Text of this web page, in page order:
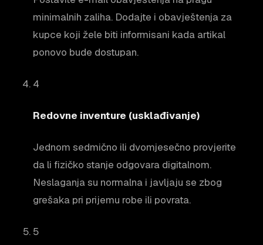
minimalnih zaliha. Dodajte i obavještenja za
kupce koji žele biti informisani kada artikal
ponovo bude dostupan.
4
Redovne inventure (usklađivanje)
Jednom sedmično ili dvomjesečno provjerite
da li fizičko stanje odgovara digitalnom.
Neslaganja su normalna i javljaju se zbog
grešaka pri prijemu robe ili povrata.
5